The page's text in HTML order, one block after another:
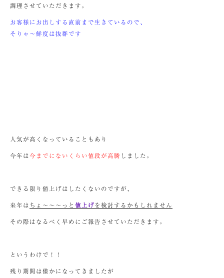
調理させていただきます。
お客様にお出しする直前まで生きているので、
そりゃ～鮮度は抜群です
人気が高くなっていることもあり
今年は今までにないくらい値段が高騰 しました。
できる限り値上げはしたくないのですが、
来年は ちょ～～～っと 値上げを検討するかもしれません
その際はなるべく早めにご報告させていただきます。
というわけで！！
残り期間は僅かになってきましたが